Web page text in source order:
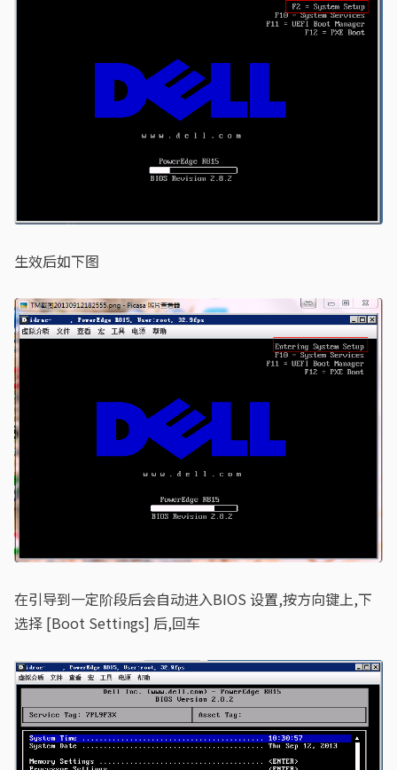
生效后如下图
在引导到一定阶段后会自动进入BIOS 设置,按方向键上,下
选择 [Boot Settings] 后,回车